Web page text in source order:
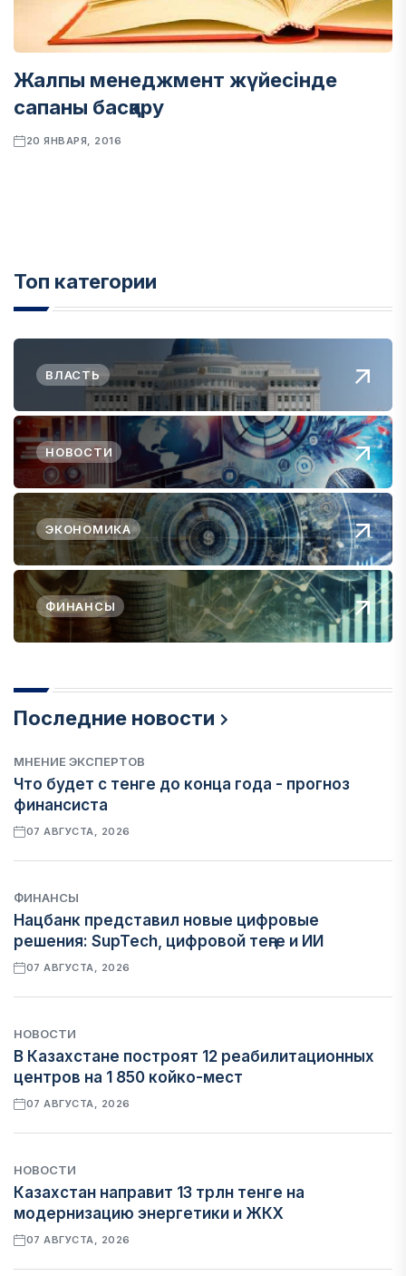
Жалпы менеджмент жүйесінде
сапаны басқару
20 ЯНВАРЯ, 2016
Топ категории
ВЛАСТЬ
НОВОСТИ
ЭКОНОМИКА
ФИНАНСЫ
Последние новости
МНЕНИЕ ЭКСПЕРТОВ
Что будет с тенге до конца года - прогноз
финансиста
07 АВГУСТА, 2026
ФИНАНСЫ
Нацбанк представил новые цифровые
решения: SupTech, цифровой теңге и ИИ
07 АВГУСТА, 2026
НОВОСТИ
В Казахстане построят 12 реабилитационных
центров на 1 850 койко-мест
07 АВГУСТА, 2026
НОВОСТИ
Казахстан направит 13 трлн тенге на
модернизацию энергетики и ЖКХ
07 АВГУСТА, 2026